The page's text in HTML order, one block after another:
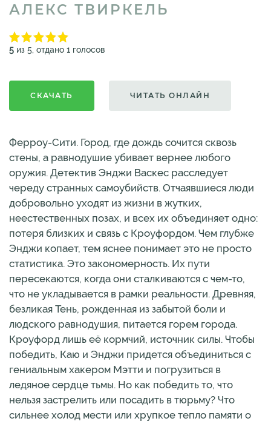
АЛЕКС ТВИРКЕЛЬ
5 из 5, отдано 1 голосов
СКАЧАТЬ ЧИТАТЬ ОНЛАЙН
Ферроу-Сити. Город, где дождь сочится сквозь
стены, а равнодушие убивает вернее любого
оружия. Детектив Энджи Васкес расследует
череду странных самоубийств. Отчаявшиеся люди
добровольно уходят из жизни в жутких,
неестественных позах, и всех их объединяет одно:
потеря близких и связь с Кроуфордом. Чем глубже
Энджи копает, тем яснее понимает это не просто
статистика. Это закономерность. Их пути
пересекаются, когда они сталкиваются с чем-то,
что не укладывается в рамки реальности. Древняя,
безликая Тень, рожденная из забытой боли и
людского равнодушия, питается горем города.
Кроуфорд лишь её кормчий, источник силы. Чтобы
победить, Каю и Энджи придется объединиться с
гениальным хакером Мэтти и погрузиться в
ледяное сердце тьмы. Но как победить то, что
нельзя застрелить или посадить в тюрьму? Что
сильнее холод мести или хрупкое тепло памяти о